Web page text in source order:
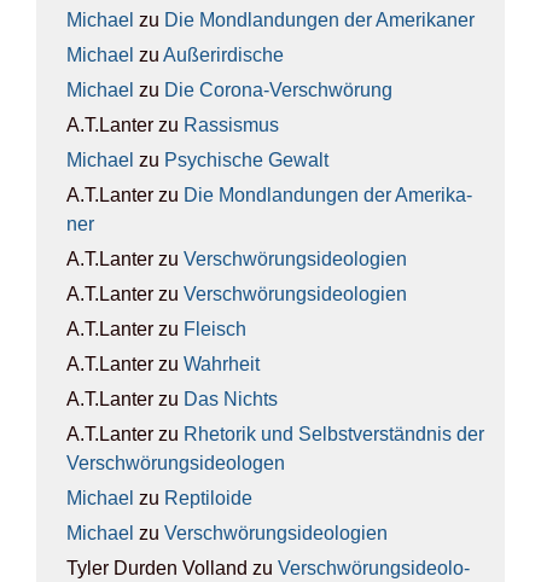
Michael zu Die Mond­lan­dun­gen der Ame­ri­ka­ner
Michael zu Außer­ir­di­sche
Michael zu Die Coro­na-Ver­schwö­rung
A.T.Lanter zu Ras­sis­mus
Michael zu Psy­chi­sche Gewalt
A.T.Lanter zu Die Mond­lan­dun­gen der Ame­ri­ka­
ner
A.T.Lanter zu Ver­schwö­rungs­ideo­lo­gien
A.T.Lanter zu Ver­schwö­rungs­ideo­lo­gien
A.T.Lanter zu Fleisch
A.T.Lanter zu Wahr­heit
A.T.Lanter zu Das Nichts
A.T.Lanter zu Rhe­to­rik und Selbst­ver­ständ­nis der
Ver­schwö­rungs­ideo­lo­gen
Michael zu Rep­ti­lo­ide
Michael zu Ver­schwö­rungs­ideo­lo­gien
Tyler Durden Volland zu Ver­schwö­rungs­ideo­lo­